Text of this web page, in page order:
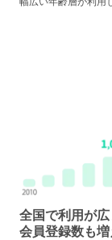
全国で利用が広
会員登録数も増